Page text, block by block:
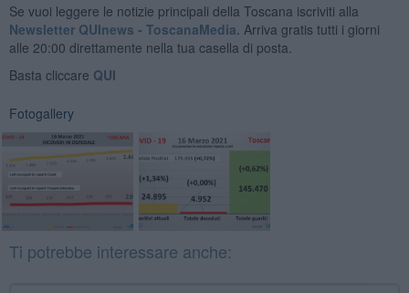
Se vuoi leggere le notizie principali della Toscana iscriviti alla
Newsletter QUInews - ToscanaMedia. Arriva gratis tutti i giorni
alle 20:00 direttamente nella tua casella di posta.
Basta cliccare QUI
Fotogallery
Ti potrebbe interessare anche: